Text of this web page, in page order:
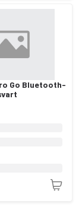
Go Bluetooth-